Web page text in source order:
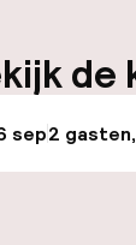
mobiliteit
de
sep2